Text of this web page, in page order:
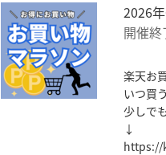
2026
開催終
楽天お
いつ買
少しで
↓
https://